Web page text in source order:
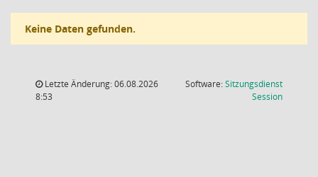
Keine Daten gefunden.
Letzte Änderung: 06.08.2026
8:53
Software:Sitzungsdienst
Session(Wird in